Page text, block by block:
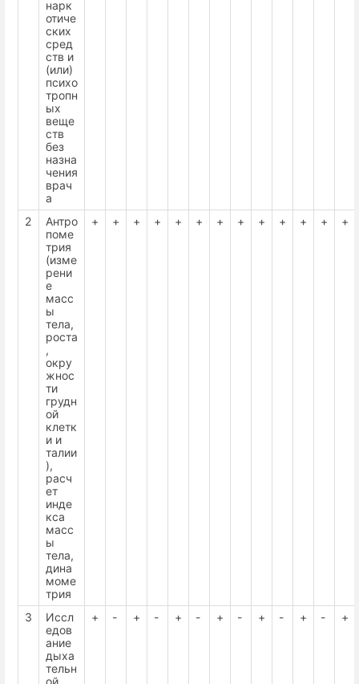
нарк
отиче
ских
сред
ств и
(или)
психо
тропн
ых
веще
ств
без
назна
чения
врач
а
2
Антро
поме
трия
(изме
рени
е
масс
ы
тела,
роста
,
окру
жнос
ти
грудн
ой
клетк
и и
талии
),
расч
ет
инде
кса
масс
ы
тела,
дина
моме
трия
+ + + + + + + + + + + + +
3
Иссл
едов
ание
дыха
тельн
ой
+ - + - + - + - + - + - +